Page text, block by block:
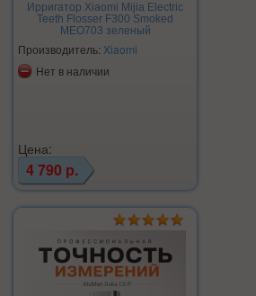
Ирригатор Xiaomi Mijia Electric
Teeth Flosser F300 Smoked
MEO703 зеленый
Производитель: Xiaomi
Нет в наличии
Цена:
4 790 р.